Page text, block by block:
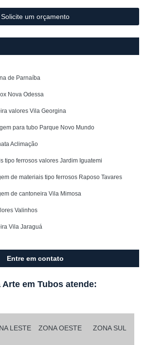
Solicite um orçamento
de Parnaíba
Nova Odessa
valores Vila Georgina
para tubo Parque Novo Mundo
Aclimação
tipo ferrosos valores Jardim Iguatemi
de materiais tipo ferrosos Raposo Tavares
de cantoneira Vila Mimosa
Valinhos
Vila Jaraguá
Entre em contato
em Tubos atende:
LESTE ZONA OESTE ZONA SUL